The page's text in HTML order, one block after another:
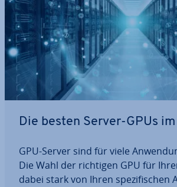
Die besten Server-GPUs
GPU-Server sind für viele
Die Wahl der richtigen GPU für
dabei stark von Ihren spe­zi­fi­schen